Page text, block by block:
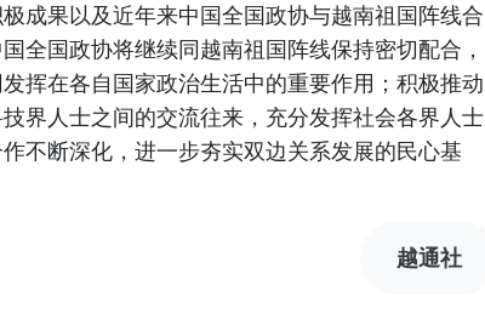
成果以及近年来中国全国政协与越南祖国阵线合
全国政协将继续同越南祖国阵线保持密切配合，
挥在各自国家政治生活中的重要作用；积极推动
界人士之间的交流往来，充分发挥社会各界人士
不断深化，进一步夯实双边关系发展的民心基
越通社